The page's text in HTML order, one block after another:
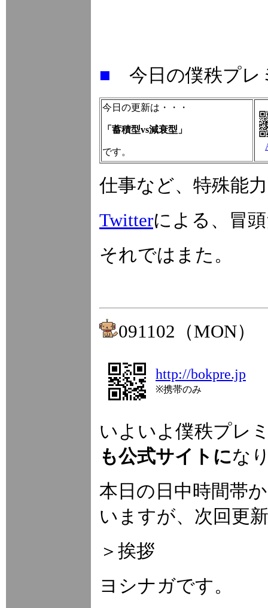
■ 今日の僕秩プレ
今日の更新は・・・
「蓄積型vs減衰型」
です。
仕事など、特殊能
Twitterによる、冒
それではまた。
091102（MON）
http://bokpre.jp
※携帯のみ
いよいよ僕秩プレ
も公式サイトにな
本日の日中時間帯
いますが、次回更
＞挨拶
ヨシナガです。